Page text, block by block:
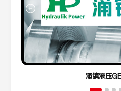
涌镇液压